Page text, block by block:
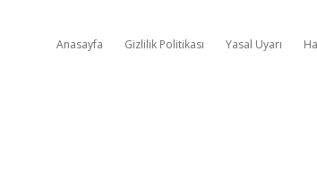
Anasayfa Gizlilik Politikası Yasal Uyarı